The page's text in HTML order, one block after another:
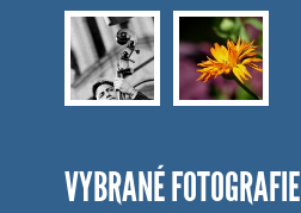
VYBRANÉ FOTOGRAFIE